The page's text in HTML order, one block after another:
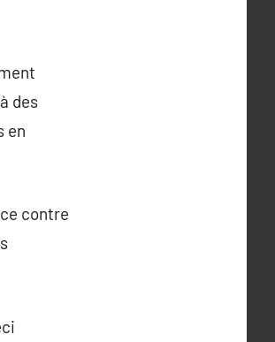
des
en
contre